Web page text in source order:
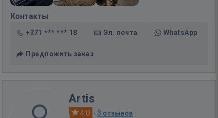
Контакты
+371 *** *** 18 Эл. почта WhatsApp
Предложить заказ
Artis
4.0 · 3 отзывов